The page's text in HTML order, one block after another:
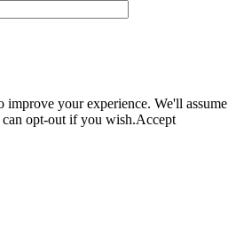
improve your experience. We'll assume
opt-out if you wish.Accept